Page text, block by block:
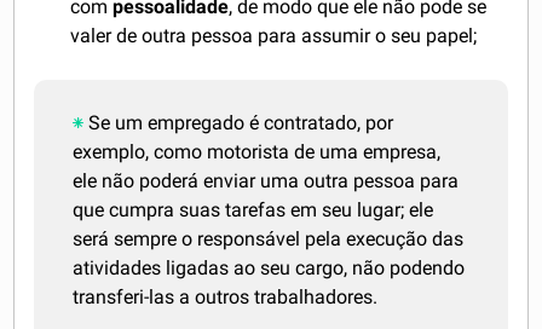
compessoalidade, de modo que ele não pode se
valer de outra pessoa para assumir o seu papel;
Se um empregado é contratado, por
exemplo, como motorista de uma empresa,
ele não poderá enviar uma outra pessoa para
que cumpra suas tarefas em seu lugar; ele
será sempre o responsável pela execução das
atividades ligadas ao seu cargo, não podendo
transferi-las a outros trabalhadores.